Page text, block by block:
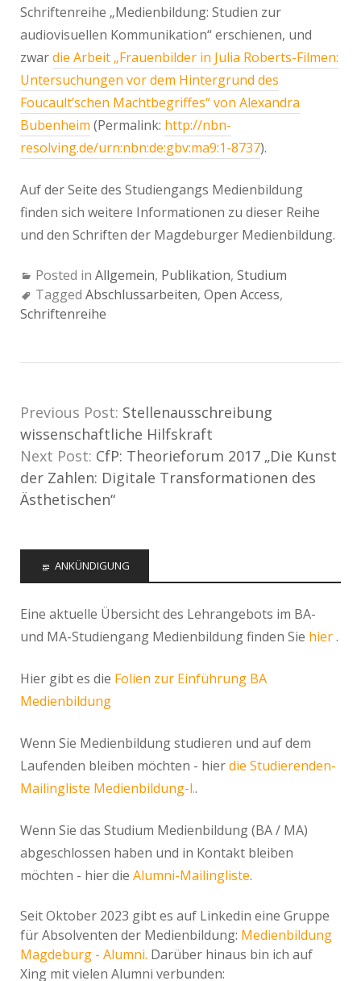
Schriftenreihe „Medienbildung: Studien zur
audiovisuellen Kommunikation“ erschienen, und
zwardie Arbeit „Frauenbilder in Julia Roberts-Filmen:
Untersuchungen vor dem Hintergrund des
Foucault’schen Machtbegriffes“ von Alexandra
Bubenheim (Permalink: http://nbn-
resolving.de/urn:nbn:de:gbv:ma9:1-8737).
Auf der Seite des Studiengangs Medienbildung
finden sich weitere Informationen zu dieser Reihe
und den Schriften der Magdeburger Medienbildung.
Posted in Allgemein, Publikation, Studium
Tagged Abschlussarbeiten, Open Access,
Schriftenreihe
Previous Post: Stellenausschreibung
wissenschaftliche Hilfskraft
Next Post: CfP: Theorieforum 2017 „Die Kunst
der Zahlen: Digitale Transformationen des
Ästhetischen“
ANKÜNDIGUNG
Eine aktuelle Übersicht des Lehrangebots im BA-
und MA-Studiengang Medienbildung finden Sie hier.
Hier gibt es die Folien zur Einführung BA
Medienbildung
Wenn Sie Medienbildung studieren und auf dem
Laufenden bleiben möchten - hierdie Studierenden-
Mailingliste Medienbildung-l..
Wenn Sie das Studium Medienbildung (BA / MA)
abgeschlossen haben und in Kontakt bleiben
möchten - hier die Alumni-Mailingliste.
Seit Oktober 2023 gibt es auf Linkedin eine Gruppe
für Absolventen der Medienbildung: Medienbildung
Magdeburg - Alumni. Darüber hinaus bin ich auf
Xing mit vielen Alumni verbunden: